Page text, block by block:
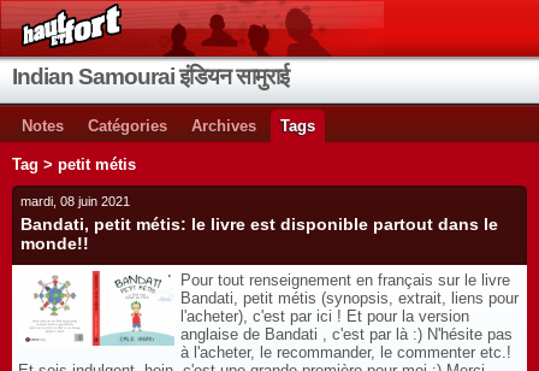
Indian Samourai इंडियन सामुराई
Notes Catégories Archives Tags
Tag > petit métis
mardi, 08 juin 2021
Bandati, petit métis: le livre est disponible partout dans le
monde!!
Pour tout renseignement en français sur le livre
Bandati, petit métis (synopsis, extrait, liens pour
l'acheter), c'est par ici ! Et pour la version
anglaise de Bandati , c'est par là :) N'hésite pas
à l'acheter, le recommander, le commenter etc.!